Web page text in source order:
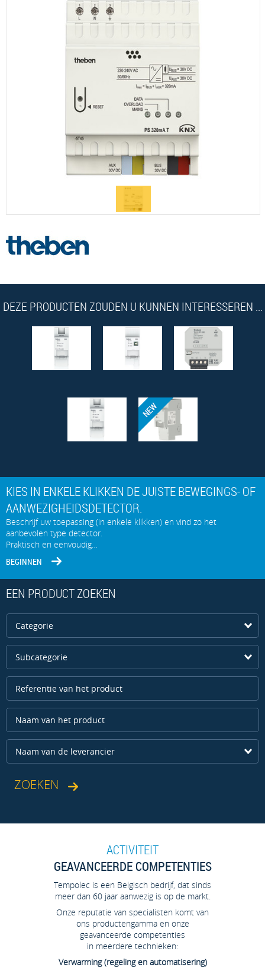
DEZE PRODUCTEN ZOUDEN U KUNNEN INTERESSEREN ...
KIES IN ENKELE KLIKKEN DE JUISTE BEWEGINGS- OF
AANWEZIGHEIDSDETECTOR.
Beschrijf uw toepassing (in enkele klikken) en vind zo het
aanbevolen type detector.
Praktisch en eenvoudig…
BEGINNEN
EEN PRODUCT ZOEKEN
Categorie
Subcategorie
Naam van de leverancier
ACTIVITEIT
GEAVANCEERDE COMPETENTIES
Tempolec is een Belgisch bedrijf, dat sinds
meer dan 60 jaar aanwezig is op de markt.
Onze reputatie van specialisten komt van
ons productengamma en onze
geavanceerde competenties
in meerdere technieken:
Verwarming (regeling en automatisering)